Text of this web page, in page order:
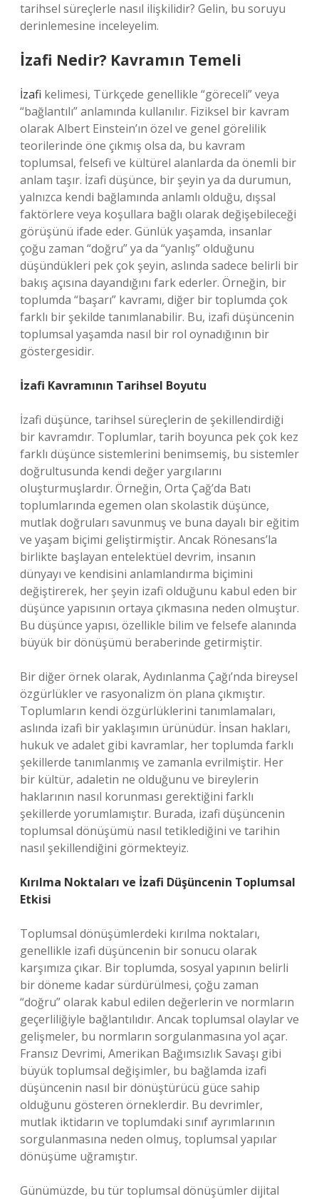
tarihsel süreçlerle nasıl ilişkilidir? Gelin, bu soruyu
derinlemesine inceleyelim.
İzafi Nedir? Kavramın Temeli
İzafi kelimesi, Türkçede genellikle “göreceli” veya
“bağlantılı” anlamında kullanılır. Fiziksel bir kavram
olarak Albert Einstein’ın özel ve genel görelilik
teorilerinde öne çıkmış olsa da, bu kavram
toplumsal, felsefi ve kültürel alanlarda da önemli bir
anlam taşır. İzafi düşünce, bir şeyin ya da durumun,
yalnızca kendi bağlamında anlamlı olduğu, dışsal
faktörlere veya koşullara bağlı olarak değişebileceği
görüşünü ifade eder. Günlük yaşamda, insanlar
çoğu zaman “doğru” ya da “yanlış” olduğunu
düşündükleri pek çok şeyin, aslında sadece belirli bir
bakış açısına dayandığını fark ederler. Örneğin, bir
toplumda “başarı” kavramı, diğer bir toplumda çok
farklı bir şekilde tanımlanabilir. Bu, izafi düşüncenin
toplumsal yaşamda nasıl bir rol oynadığının bir
göstergesidir.
İzafi Kavramının Tarihsel Boyutu
İzafi düşünce, tarihsel süreçlerin de şekillendirdiği
bir kavramdır. Toplumlar, tarih boyunca pek çok kez
farklı düşünce sistemlerini benimsemiş, bu sistemler
doğrultusunda kendi değer yargılarını
oluşturmuşlardır. Örneğin, Orta Çağ’da Batı
toplumlarında egemen olan skolastik düşünce,
mutlak doğruları savunmuş ve buna dayalı bir eğitim
ve yaşam biçimi geliştirmiştir. Ancak Rönesans’la
birlikte başlayan entelektüel devrim, insanın
dünyayı ve kendisini anlamlandırma biçimini
değiştirerek, her şeyin izafi olduğunu kabul eden bir
düşünce yapısının ortaya çıkmasına neden olmuştur.
Bu düşünce yapısı, özellikle bilim ve felsefe alanında
büyük bir dönüşümü beraberinde getirmiştir.
Bir diğer örnek olarak, Aydınlanma Çağı’nda bireysel
özgürlükler ve rasyonalizm ön plana çıkmıştır.
Toplumların kendi özgürlüklerini tanımlamaları,
aslında izafi bir yaklaşımın ürünüdür. İnsan hakları,
hukuk ve adalet gibi kavramlar, her toplumda farklı
şekillerde tanımlanmış ve zamanla evrilmiştir. Her
bir kültür, adaletin ne olduğunu ve bireylerin
haklarının nasıl korunması gerektiğini farklı
şekillerde yorumlamıştır. Burada, izafi düşüncenin
toplumsal dönüşümü nasıl tetiklediğini ve tarihin
nasıl şekillendiğini görmekteyiz.
Kırılma Noktaları ve İzafi Düşüncenin Toplumsal
Etkisi
Toplumsal dönüşümlerdeki kırılma noktaları,
genellikle izafi düşüncenin bir sonucu olarak
karşımıza çıkar. Bir toplumda, sosyal yapının belirli
bir döneme kadar sürdürülmesi, çoğu zaman
“doğru” olarak kabul edilen değerlerin ve normların
geçerliliğiyle bağlantılıdır. Ancak toplumsal olaylar ve
gelişmeler, bu normların sorgulanmasına yol açar.
Fransız Devrimi, Amerikan Bağımsızlık Savaşı gibi
büyük toplumsal değişimler, bu bağlamda izafi
düşüncenin nasıl bir dönüştürücü güce sahip
olduğunu gösteren örneklerdir. Bu devrimler,
mutlak iktidarın ve toplumdaki sınıf ayrımlarının
sorgulanmasına neden olmuş, toplumsal yapılar
dönüşüme uğramıştır.
Günümüzde, bu tür toplumsal dönüşümler dijital